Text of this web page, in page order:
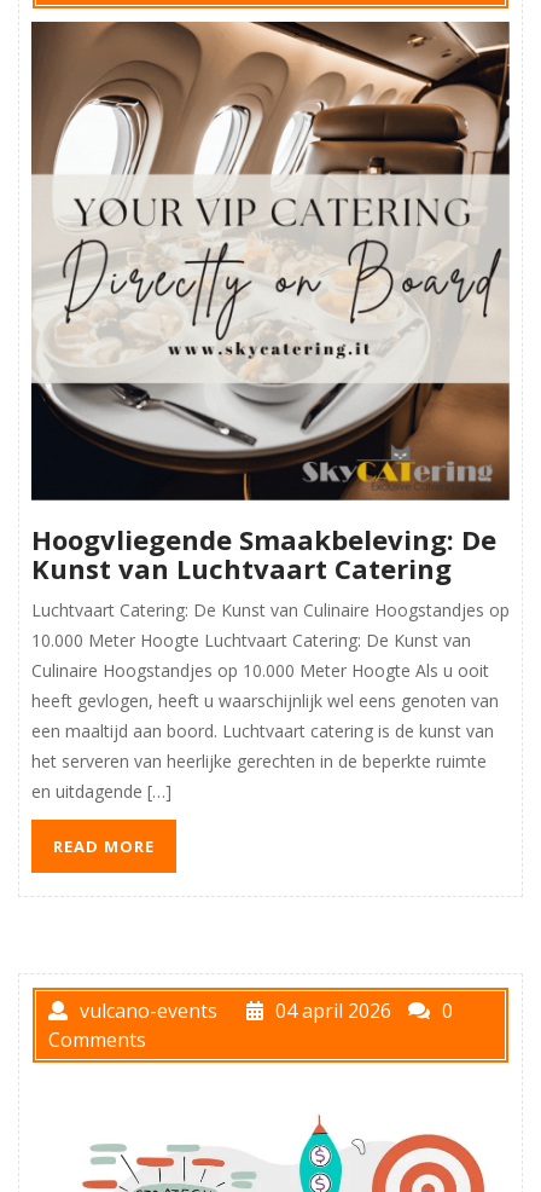
Hoogvliegende Smaakbeleving: De
Kunst van Luchtvaart Catering
Luchtvaart Catering: De Kunst van Culinaire Hoogstandjes op
10.000 Meter Hoogte Luchtvaart Catering: De Kunst van
Culinaire Hoogstandjes op 10.000 Meter Hoogte Als u ooit
heeft gevlogen, heeft u waarschijnlijk wel eens genoten van
een maaltijd aan boord. Luchtvaart catering is de kunst van
het serveren van heerlijke gerechten in de beperkte ruimte
en uitdagende […]
READ MORE
vulcano-events 04 april 2026
0
Comments